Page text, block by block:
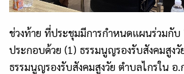
ช่วงท้าย ที่ประชุมมีการกำหนดแผนร่วมกั
ประกอบด้วย (1) ธรรมนูญรองรับสังคมสูงวั
ธรรมนูญรองรับสังคมสูงวัย ตำบลไกรใน อ.